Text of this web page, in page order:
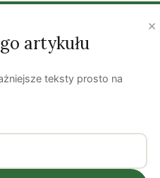
o
min czytania
×
artykułu
teksty prosto na